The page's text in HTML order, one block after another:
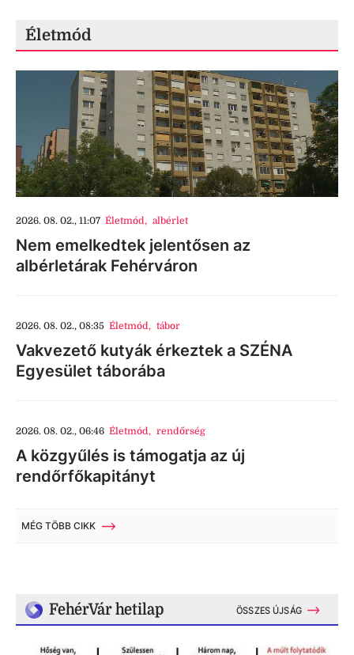
Életmód
2026. 08. 02., 11:07 Életmód, albérlet
Nem emelkedtek jelentősen az
albérletárak Fehérváron
2026. 08. 02., 08:35 Életmód, tábor
Vakvezető kutyák érkeztek a SZÉNA
Egyesület táborába
2026. 08. 02., 06:46 Életmód, rendőrség
A közgyűlés is támogatja az új
rendőrfőkapitányt
MÉG TÖBB CIKK
FehérVár hetilap ÖSSZES ÚJSÁG